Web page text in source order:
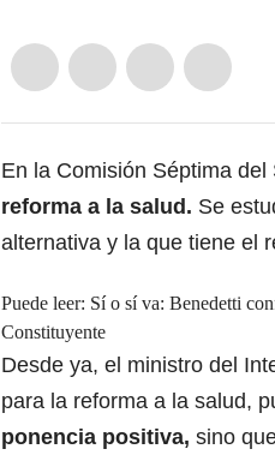
En la Comisión Séptima del
reforma a la salud. Se
alternativa y la que tiene el
Puede leer: Sí o sí va: Benedetti
Constituyente
Desde ya, el ministro del
para la reforma a la salud,
ponencia positiva, sino